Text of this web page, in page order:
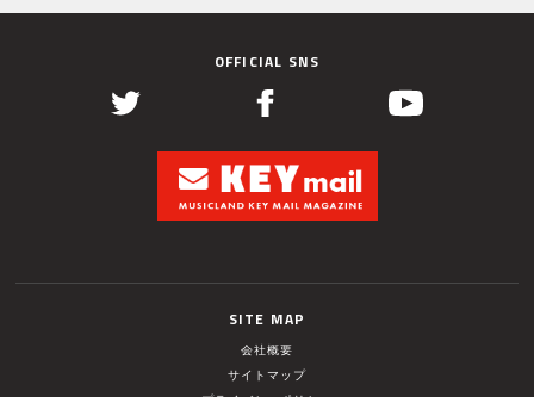
OFFICIAL SNS
SITE MAP
会社概要
サイトマップ